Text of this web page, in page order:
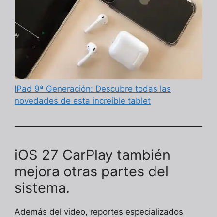
IPad 9ª Generación: Descubre todas las
novedades de esta increíble tablet
iOS 27 CarPlay también
mejora otras partes del
sistema.
Además del video, reportes especializados